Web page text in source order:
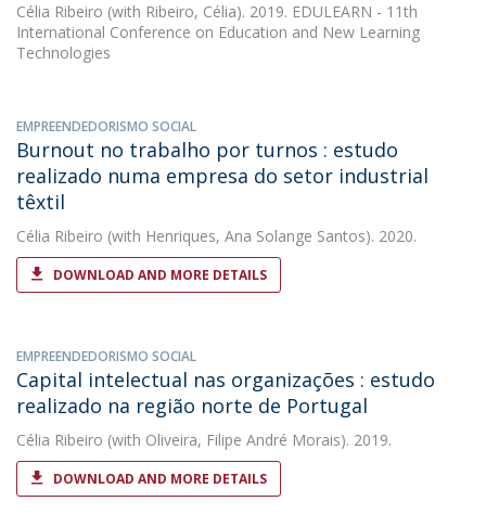
Célia Ribeiro (with Ribeiro, Célia). 2019. EDULEARN - 11th
International Conference on Education and New Learning
Technologies
EMPREENDEDORISMO SOCIAL
Burnout no trabalho por turnos : estudo
realizado numa empresa do setor industrial
têxtil
Célia Ribeiro (with Henriques, Ana Solange Santos). 2020.
DOWNLOAD AND MORE DETAILS
EMPREENDEDORISMO SOCIAL
Capital intelectual nas organizações : estudo
realizado na região norte de Portugal
Célia Ribeiro (with Oliveira, Filipe André Morais). 2019.
DOWNLOAD AND MORE DETAILS